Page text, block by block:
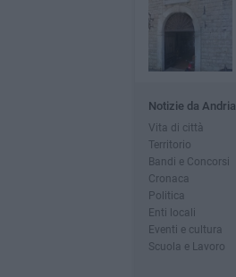
Notizie da Andria
Vita di città
Territorio
Bandi e Concorsi
Cronaca
Politica
Enti locali
Eventi e cultura
Scuola e Lavoro